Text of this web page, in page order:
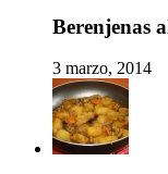
Berenjenas
3 marzo, 2014